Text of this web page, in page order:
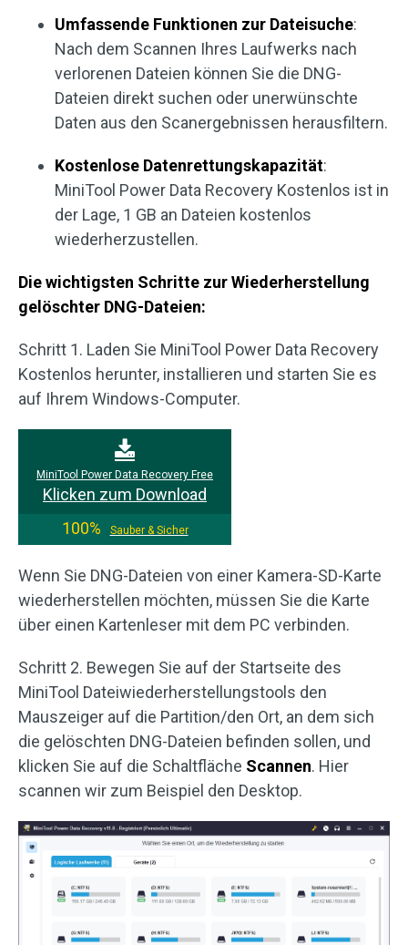
Umfassende Funktionen zur Dateisuche:
Nach dem Scannen Ihres Laufwerks nach
verlorenen Dateien können Sie die DNG-
Dateien direkt suchen oder unerwünschte
Daten aus den Scanergebnissen herausfiltern.
Kostenlose Datenrettungskapazität:
MiniTool Power Data Recovery Kostenlos ist in
der Lage, 1 GB an Dateien kostenlos
wiederherzustellen.
Die wichtigsten Schritte zur Wiederherstellung
gelöschter DNG-Dateien:
Schritt 1. Laden Sie MiniTool Power Data Recovery
Kostenlos herunter, installieren und starten Sie es
auf Ihrem Windows-Computer.
MiniTool Power Data Recovery Free
Klicken zum Download
100%
Sauber & Sicher
Wenn Sie DNG-Dateien von einer Kamera-SD-Karte
wiederherstellen möchten, müssen Sie die Karte
über einen Kartenleser mit dem PC verbinden.
Schritt 2. Bewegen Sie auf der Startseite des
MiniTool Dateiwiederherstellungstools den
Mauszeiger auf die Partition/den Ort, an dem sich
die gelöschten DNG-Dateien befinden sollen, und
klicken Sie auf die Schaltfläche Scannen. Hier
scannen wir zum Beispiel den Desktop.